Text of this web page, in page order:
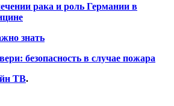
рака и роль Германии в
знать
безопасность в случае пожара
ТВ.